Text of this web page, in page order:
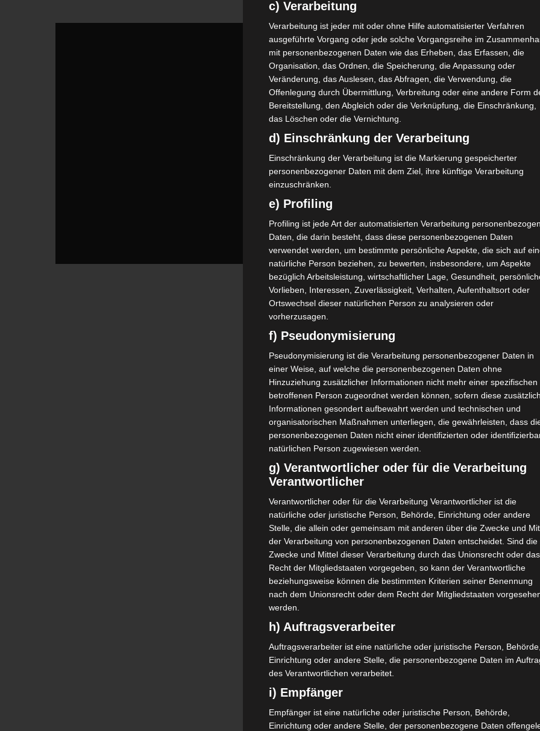
elfsightcdn.comist deaktiviert. ✓ Erlauben Datenschutzbedingungen
c) Verarbeitung
Verarbeitung ist jeder mit oder ohne Hilfe automatisierter Verfahren
ausgeführte Vorgang oder jede solche Vorgangsreihe im
mit personenbezogenen Daten wie das Erheben, das Erfassen, die
Organisation, das Ordnen, die Speicherung, die Anpassung oder
Veränderung, das Auslesen, das Abfragen, die Verwendung, die
Offenlegung durch Übermittlung, Verbreitung oder eine andere Form
Bereitstellung, den Abgleich oder die Verknüpfung, die Einschränkung,
das Löschen oder die Vernichtung.
d) Einschränkung der Verarbeitung
Einschränkung der Verarbeitung ist die Markierung gespeicherter
personenbezogener Daten mit dem Ziel, ihre künftige Verarbeitung
einzuschränken.
e) Profiling
Profiling ist jede Art der automatisierten Verarbeitung
Daten, die darin besteht, dass diese personenbezogenen Daten
verwendet werden, um bestimmte persönliche Aspekte, die sich auf
natürliche Person beziehen, zu bewerten, insbesondere, um Aspekte
bezüglich Arbeitsleistung, wirtschaftlicher Lage, Gesundheit,
Vorlieben, Interessen, Zuverlässigkeit, Verhalten, Aufenthaltsort oder
Ortswechsel dieser natürlichen Person zu analysieren oder
vorherzusagen.
f) Pseudonymisierung
Pseudonymisierung ist die Verarbeitung personenbezogener Daten in
einer Weise, auf welche die personenbezogenen Daten ohne
Hinzuziehung zusätzlicher Informationen nicht mehr einer spezifischen
betroffenen Person zugeordnet werden können, sofern diese
Informationen gesondert aufbewahrt werden und technischen und
organisatorischen Maßnahmen unterliegen, die gewährleisten, dass
personenbezogenen Daten nicht einer identifizierten oder
natürlichen Person zugewiesen werden.
g) Verantwortlicher oder für die Verarbeitung
Verantwortlicher
Verantwortlicher oder für die Verarbeitung Verantwortlicher ist die
natürliche oder juristische Person, Behörde, Einrichtung oder andere
Stelle, die allein oder gemeinsam mit anderen über die Zwecke und
der Verarbeitung von personenbezogenen Daten entscheidet. Sind die
Zwecke und Mittel dieser Verarbeitung durch das Unionsrecht oder das
Recht der Mitgliedstaaten vorgegeben, so kann der Verantwortliche
beziehungsweise können die bestimmten Kriterien seiner Benennung
nach dem Unionsrecht oder dem Recht der Mitgliedstaaten
werden.
h) Auftragsverarbeiter
Auftragsverarbeiter ist eine natürliche oder juristische Person, Behörde,
Einrichtung oder andere Stelle, die personenbezogene Daten im
des Verantwortlichen verarbeitet.
i) Empfänger
Empfänger ist eine natürliche oder juristische Person, Behörde,
Einrichtung oder andere Stelle, der personenbezogene Daten